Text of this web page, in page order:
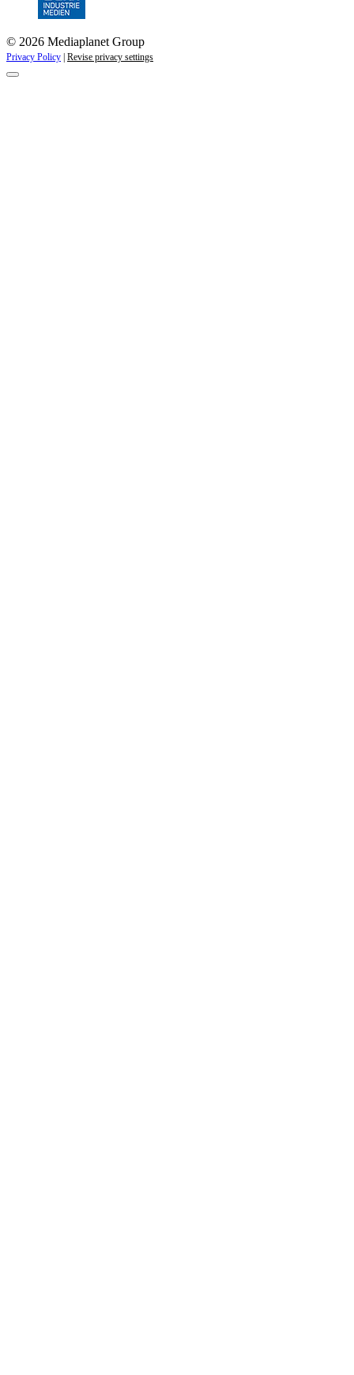
© 2026 Mediaplanet Group
Privacy Policy | Revise privacy settings